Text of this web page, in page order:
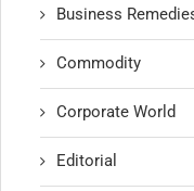
Business
Commodity
Corporate World
Editorial